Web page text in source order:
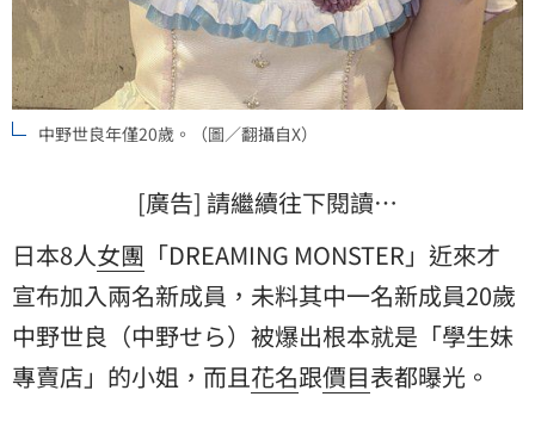
中野世良年僅20歲。（圖／翻攝自X）
[廣告] 請繼續往下閱讀…
日本8人女團 「DREAMING MONSTER」近來才
宣布加入兩名新成員，未料其中一名新成員20歲
中野世良 （中野せら）被爆出根本就是「學生妹
專賣店」的小姐，而且花名跟價目表都曝光。